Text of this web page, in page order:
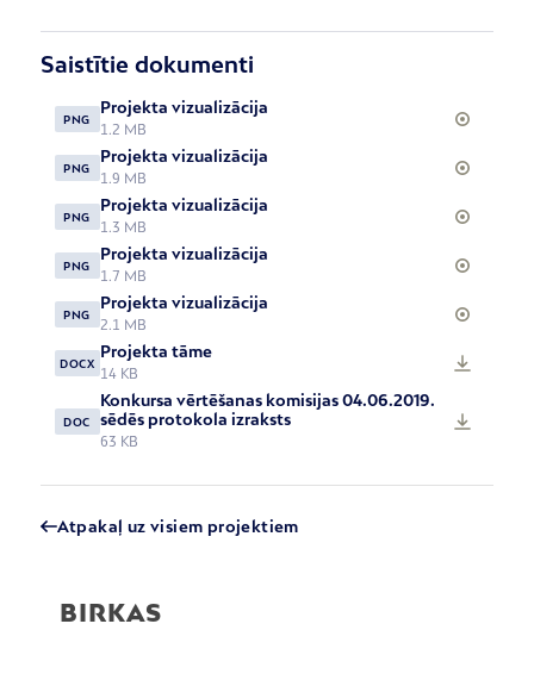
Saistītie dokumenti
PNG
Projekta vizualizācija
1.2 MB
PNG
Projekta vizualizācija
1.9 MB
PNG
Projekta vizualizācija
1.3 MB
PNG
Projekta vizualizācija
1.7 MB
PNG
Projekta vizualizācija
2.1 MB
DOCX
Projekta tāme
14 KB
DOC
Konkursa vērtēšanas komisijas 04.06.2019.
sēdēs protokola izraksts
63 KB
Atpakaļ uz visiem projektiem
BIRKAS